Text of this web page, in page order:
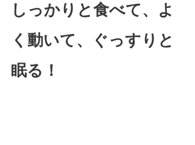
しっかりと食べて、よ
く動いて、ぐっすりと
眠る！